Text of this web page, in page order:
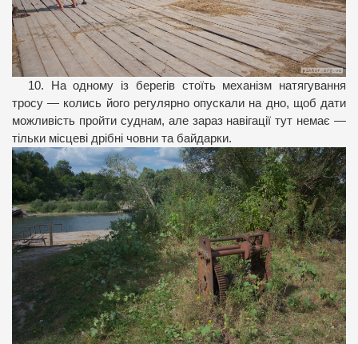
10. На одному із берегів стоїть механізм натягування
тросу — колись його регулярно опускали на дно, щоб дати
можливість пройти суднам, але зараз навігації тут немає —
тільки місцеві дрібні човни та байдарки.